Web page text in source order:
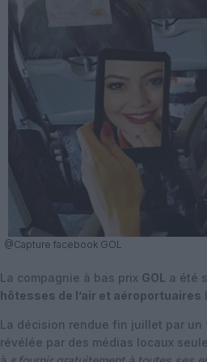
@Capture facebook GOL
La compagnie à bas prix GOL a été
hôtesses de l’air et aéroportuaires
La décision rendue fin juillet par un
révélée par des médias locaux